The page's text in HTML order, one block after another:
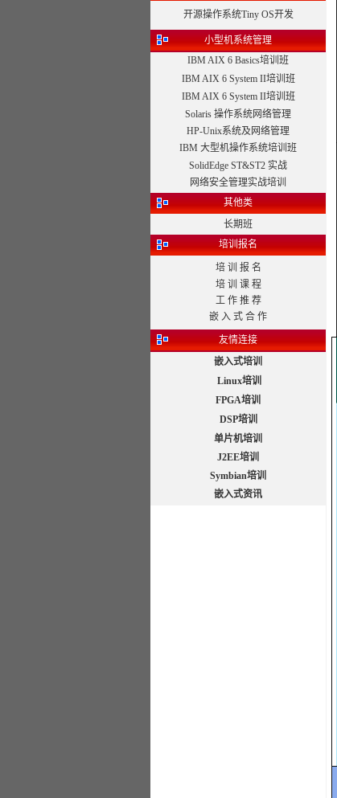
开源操作系统Tiny OS开发
小型机系统管理
IBM AIX 6 Basics培训班
IBM AIX 6 System II培训班
IBM AIX 6 System II培训班
Solaris 操作系统网络管理
HP-Unix系统及网络管理
IBM 大型机操作系统培训班
SolidEdge ST&ST2 实战
网络安全管理实战培训
其他类
长期班
培训报名
培 训 报 名
培 训 课 程
工 作 推 荐
嵌 入 式 合 作
友情连接
嵌入式培训
Linux培训
FPGA培训
DSP培训
单片机培训
J2EE培训
Symbian培训
嵌入式资讯